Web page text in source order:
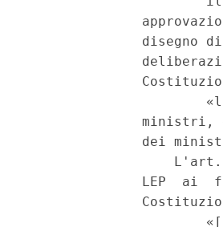
sensi dell'art.
- Attribuzioni
fase iniziale
fra lo Stato e
forme di
per
delle Regioni a